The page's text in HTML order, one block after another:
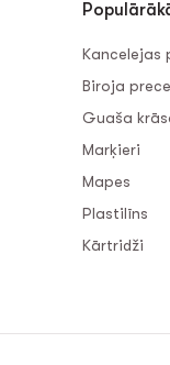
Kancelejas
Biroja
Guaša
Marķieri
Mapes
Plastilīns
Kārtridži